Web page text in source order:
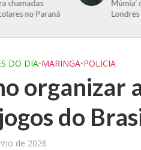
chamadas
no Paraná
Londres
DO DIA•MARINGA•POLICIA
organizar
do
de 2026